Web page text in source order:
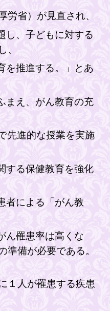
労省）が見直され、
し、子どもに対する
、
を推進する。」とあ
まえ、がん教育の充
先進的な授業を実施
する保健教育を強化
者による「がん教
ん罹患率は高くな
準備が必要である。
１人が罹患する疾患